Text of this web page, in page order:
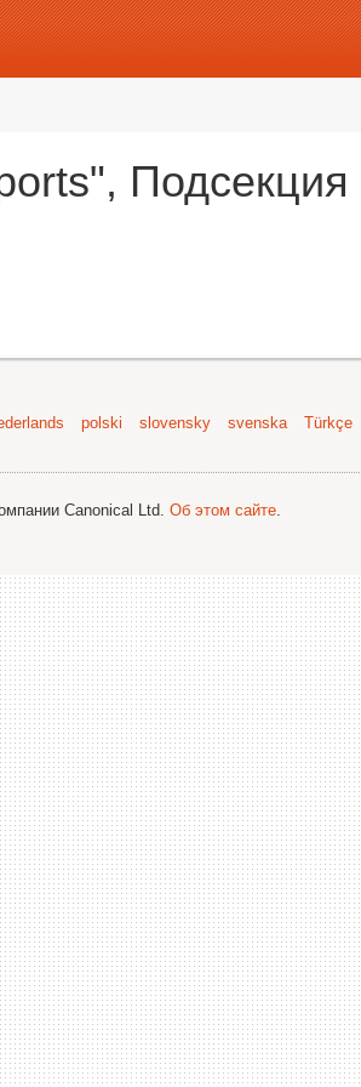
Подсекция
polski slovensky svenska Türkçe
Canonical Ltd. Об этом сайте.